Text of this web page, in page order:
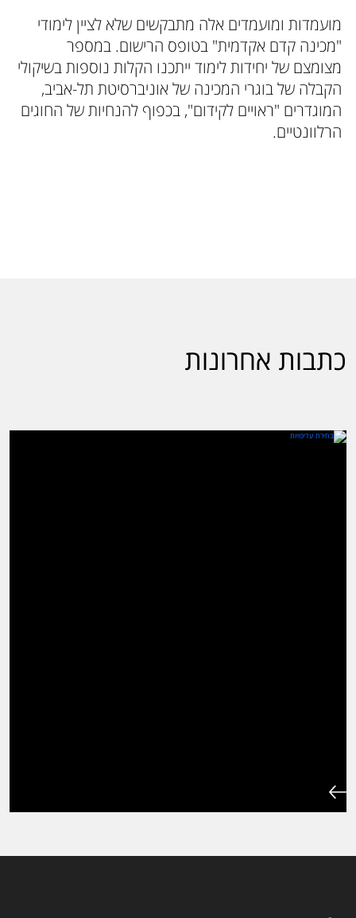
מועמדות ומועמדים אלה מתבקשים שלא לציין לימודי
"מכינה קדם אקדמית" בטופס הרישום. במספר
מצומצם של יחידות לימוד ייתכנו הקלות נוספות בשיקולי
הקבלה של בוגרי המכינה של אוניברסיטת תל-אביב,
המוגדרים "ראויים לקידום", בכפוף להנחיות של החוגים
הרלוונטיים.
כתבות אחרונות